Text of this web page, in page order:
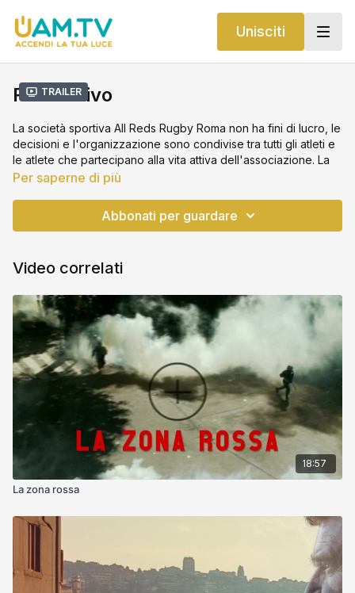
Unisciti
Trailer
Rosso Vivo
La società sportiva All Reds Rugby Roma non ha fini di lucro, le
decisioni e l'organizzazione sono condivise tra tutti gli atleti e
le atlete che partecipano alla vita attiva dell'associazione. La
pratica sportiva non richiede il pagamento di una quota
made e gestione collettiva, diventando, luoghi di integrazione
urbana.
Per saperne di più
Abbonati per guardare
Video correlati
18:57
La zona rossa